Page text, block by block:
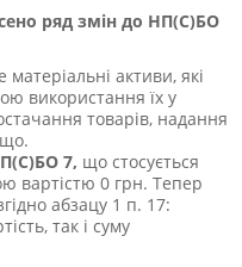
ряд змін до НП(С)БО
матеріальні активи, які
використання їх у
товарів, надання
7, що стосується
вартістю 0 грн. Тепер
абзацу 1 п. 17:
так і суму